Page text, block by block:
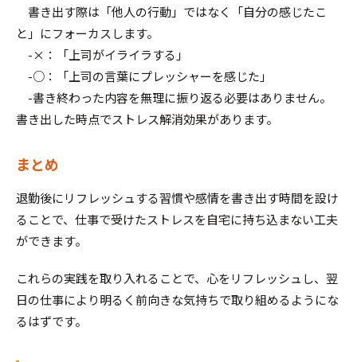
書き出す際は「他人の行動」ではなく「自分の感じたこ
と」にフォーカスします。
-×：「上司がイライラする」
-○：「上司の言葉にプレッシャーを感じた」
-書き終わった内容を無理に振り返る必要はありません。
書き出した時点でストレス解消効果があります。
まとめ
退勤後にリフレッシュする習慣や感情を書き出す時間を設け
ることで、仕事で受けたストレスを自宅に持ち込まない工夫
ができます。
これらの実践を取り入れることで、心をリフレッシュし、翌
日の仕事により明るく前向きな気持ちで取り組めるようにな
るはずです。